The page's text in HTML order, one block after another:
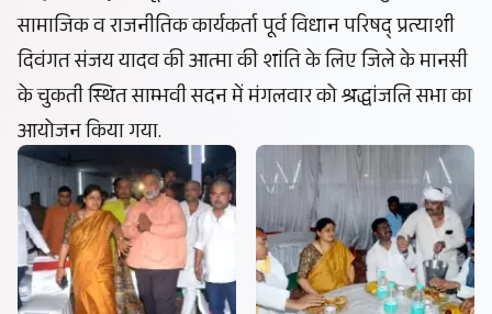
सामाजिक व राजनीतिक कार्यकर्ता पूर्व विधान परिषद् प्रत्याशी
दिवंगत संजय यादव की आत्मा की शांति के लिए जिले के मानसी
के चुकती स्थित साम्भवी सदन में मंगलवार को श्रद्धांजलि सभा का
आयोजन किया गया.